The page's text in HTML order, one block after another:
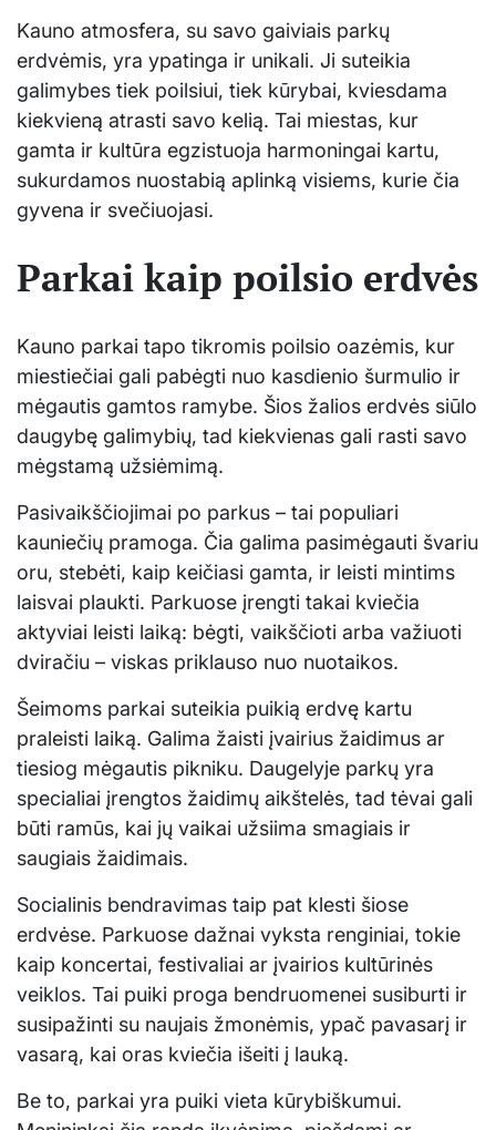
Kauno atmosfera, su savo gaiviais parkų
erdvėmis, yra ypatinga ir unikali. Ji suteikia
galimybes tiek poilsiui, tiek kūrybai, kviesdama
kiekvieną atrasti savo kelią. Tai miestas, kur
gamta ir kultūra egzistuoja harmoningai kartu,
sukurdamos nuostabią aplinką visiems, kurie čia
gyvena ir svečiuojasi.
Parkai kaip poilsio erdvės
Kauno parkai tapo tikromis poilsio oazėmis, kur
miestiečiai gali pabėgti nuo kasdienio šurmulio ir
mėgautis gamtos ramybe. Šios žalios erdvės siūlo
daugybę galimybių, tad kiekvienas gali rasti savo
mėgstamą užsiėmimą.
Pasivaikščiojimai po parkus – tai populiari
kauniečių pramoga. Čia galima pasimėgauti švariu
oru, stebėti, kaip keičiasi gamta, ir leisti mintims
laisvai plaukti. Parkuose įrengti takai kviečia
aktyviai leisti laiką: bėgti, vaikščioti arba važiuoti
dviračiu – viskas priklauso nuo nuotaikos.
Šeimoms parkai suteikia puikią erdvę kartu
praleisti laiką. Galima žaisti įvairius žaidimus ar
tiesiog mėgautis pikniku. Daugelyje parkų yra
specialiai įrengtos žaidimų aikštelės, tad tėvai gali
būti ramūs, kai jų vaikai užsiima smagiais ir
saugiais žaidimais.
Socialinis bendravimas taip pat klesti šiose
erdvėse. Parkuose dažnai vyksta renginiai, tokie
kaip koncertai, festivaliai ar įvairios kultūrinės
veiklos. Tai puiki proga bendruomenei susiburti ir
susipažinti su naujais žmonėmis, ypač pavasarį ir
vasarą, kai oras kviečia išeiti į lauką.
Be to, parkai yra puiki vieta kūrybiškumui.